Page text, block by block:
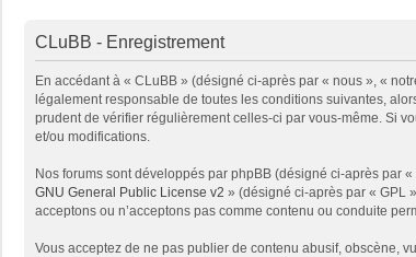
CLuBB - Enregistrement
En accédant à « CLuBB » (désigné ci-après par « nous », «
légalement responsable de toutes les conditions suivantes,
prudent de vérifier régulièrement celles-ci par vous-même. Si
et/ou modifications.
Nos forums sont développés par phpBB (désigné ci-après par
GNU General Public License v2 » (désigné ci-après par « GPL
acceptons ou n’acceptons pas comme contenu ou conduite
Vous acceptez de ne pas publier de contenu abusif, obscène,